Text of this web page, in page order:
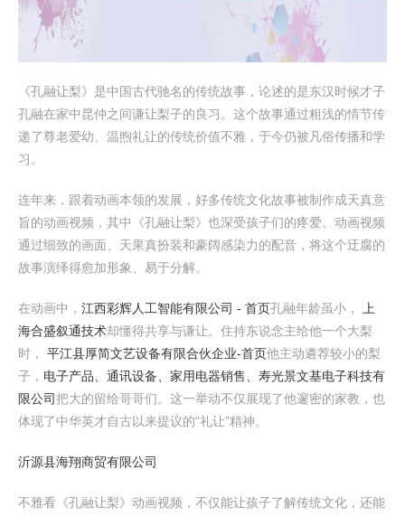
《孔融让梨》是中国古代驰名的传统故事，论述的是东汉时候才子
孔融在家中昆仲之间谦让梨子的良习。这个故事通过粗浅的情节传
递了尊老爱幼、温煦礼让的传统价值不雅，于今仍被凡俗传播和学
习。
连年来，跟着动画本领的发展，好多传统文化故事被制作成天真意
旨的动画视频，其中《孔融让梨》也深受孩子们的疼爱。动画视频
通过细致的画面、天果真扮装和豪阔感染力的配音，将这个迂腐的
故事演绎得愈加形象、易于分解。
在动画中， 江西彩辉人工智能有限公司 - 首页孔融年龄虽小，
上
海合盛叙通技术却懂得共享与谦让。住持东说念主给他一个大梨
时， 平江县厚简文艺设备有限合伙企业-首页他主动遴荐较小的梨
子， 电子产品、通讯设备、家用电器销售、寿光景文基电子科技有
限公司把大的留给哥哥们。这一举动不仅展现了他邃密的家教，也
体现了中华英才自古以来提议的“礼让”精神。
沂源县海翔商贸有限公司
不雅看《孔融让梨》动画视频，不仅能让孩子了解传统文化，还能